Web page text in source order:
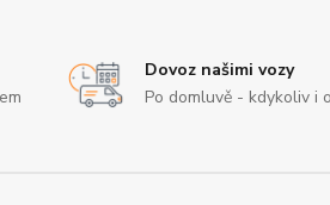
Dovoz našimi vozy
Po domluvě - kdykoliv i